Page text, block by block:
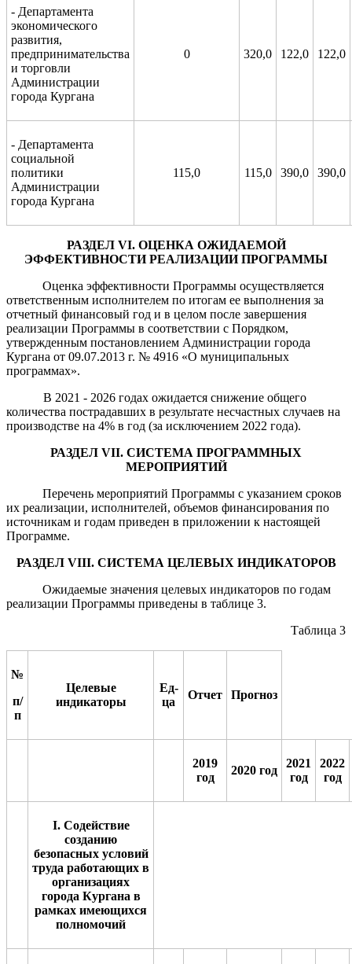
- Департамента
экономического
развития,
предпринимательства
и торговли
Администрации
города Кургана
0 320,0 122,0 122,0
- Департамента
социальной
политики
Администрации
города Кургана
115,0 115,0 390,0 390,0
РАЗДЕЛ VI. ОЦЕНКА ОЖИДАЕМОЙ
ЭФФЕКТИВНОСТИ РЕАЛИЗАЦИИ ПРОГРАММЫ
Оценка эффективности Программы осуществляется
ответственным исполнителем по итогам ее выполнения за
отчетный финансовый год и в целом после завершения
реализации Программы в соответствии с Порядком,
утвержденным постановлением Администрации города
Кургана от 09.07.2013 г. № 4916 «О муниципальных
программах».
В 2021 - 2026 годах ожидается снижение общего
количества пострадавших в результате несчастных случаев на
производстве на 4% в год (за исключением 2022 года).
РАЗДЕЛ VII. СИСТЕМА ПРОГРАММНЫХ
МЕРОПРИЯТИЙ
Перечень мероприятий Программы с указанием сроков
их реализации, исполнителей, объемов финансирования по
источникам и годам приведен в приложении к настоящей
Программе.
РАЗДЕЛ VIII. СИСТЕМА ЦЕЛЕВЫХ ИНДИКАТОРОВ
Ожидаемые значения целевых индикаторов по годам
реализации Программы приведены в таблице 3.
Таблица 3
№
п/
п
Целевые
индикаторы
Ед-
ца
Отчет Прогноз
2019
год
2020 год
2021
год
2022
год
I. Содействие
созданию
безопасных условий
труда работающих в
организациях
города Кургана в
рамках имеющихся
полномочий